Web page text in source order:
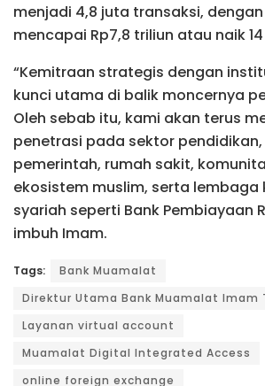
menjadi 4,8 juta transaksi,
mencapai Rp7,8 triliun atau naik
“Kemitraan strategis dengan
kunci utama di balik moncernya
Oleh sebab itu, kami akan terus
penetrasi pada sektor
pemerintah, rumah sakit,
ekosistem muslim, serta lembaga
syariah seperti Bank Pembiayaan
imbuh Imam.
Tags:
Bank Muamalat
Direktur Utama Bank Muamalat Imam
Layanan virtual account
Muamalat Digital Integrated Access
online foreign exchange